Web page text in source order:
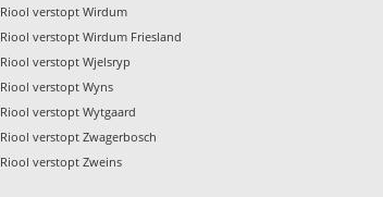
Riool verstopt Wirdum
Riool verstopt Wirdum Friesland
Riool verstopt Wjelsryp
Riool verstopt Wyns
Riool verstopt Wytgaard
Riool verstopt Zwagerbosch
Riool verstopt Zweins